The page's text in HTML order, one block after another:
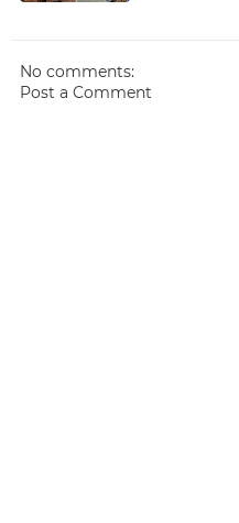
No comments:
Post a Comment